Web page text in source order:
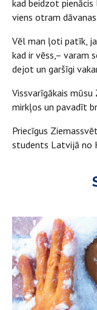
kad beidzot
viens otram dāvanas.
Vēl man ļoti patīk,
kad ir vēss,– varam
dejot un garšīgi
Vissvarīgākais
mirkļos un pavadīt
Priecīgus
students Latvijā no